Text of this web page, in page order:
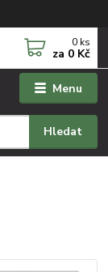
Menu
Hledat
0 ks
za 0 Kč